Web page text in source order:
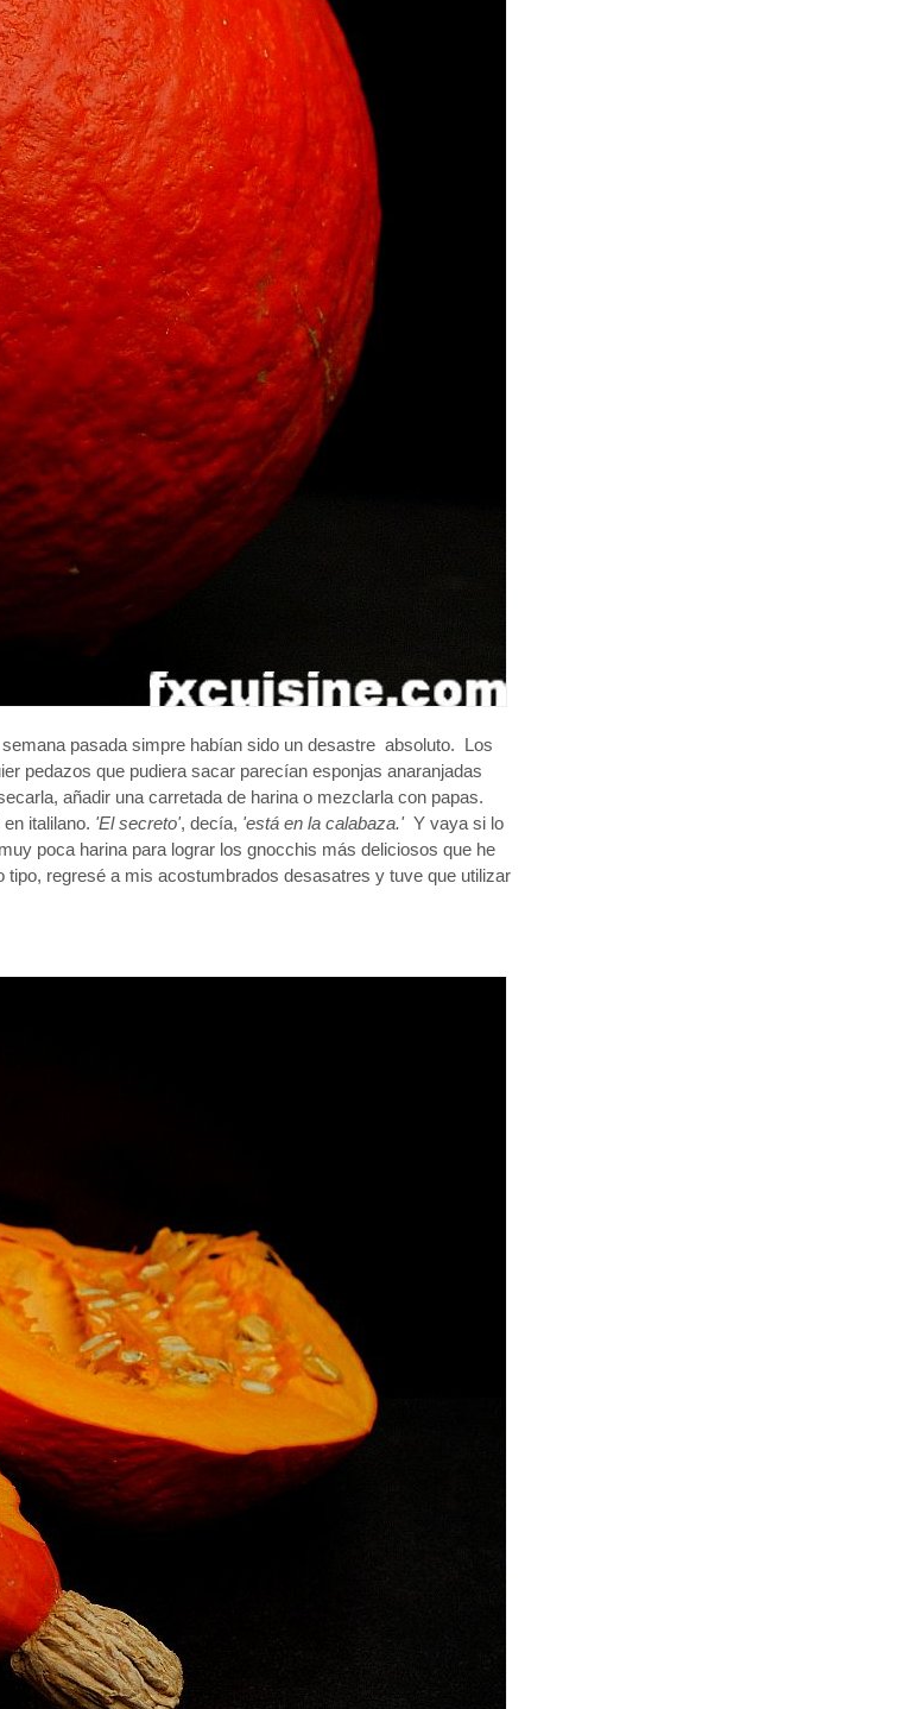
pasada simpre habían sido un desastre absoluto. Los
pedazos que pudiera sacar parecían esponjas anaranjadas
añadir una carretada de harina o mezclarla con papas.
italilano. 'El secreto', decía, 'está en la calabaza.'Y vaya si lo
poca harina para lograr los gnocchis más deliciosos que he
regresé a mis acostumbrados desasatres y tuve que utilizar